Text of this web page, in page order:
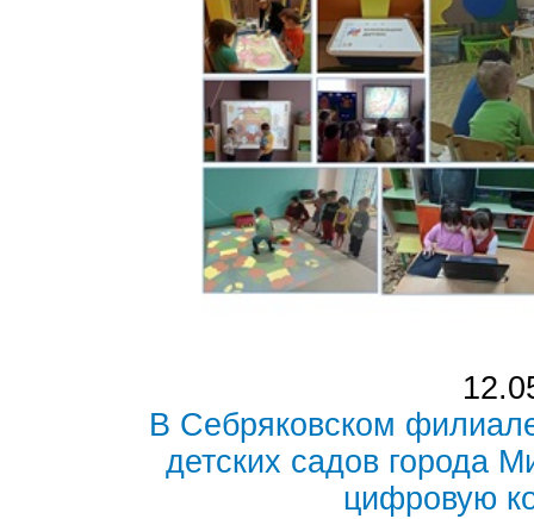
В Себряковском
детских садов города
цифровую